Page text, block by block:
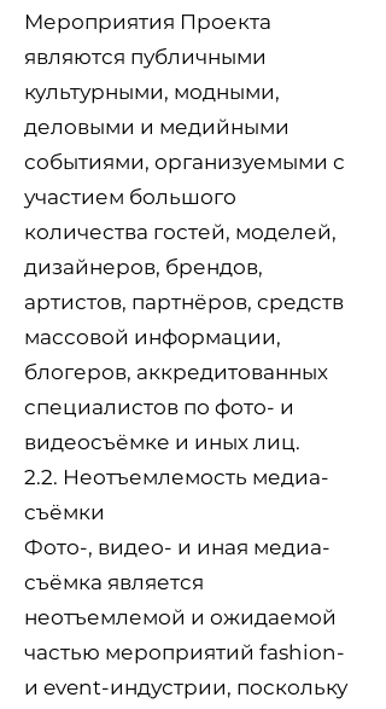
Мероприятия Проекта
являются публичными
культурными, модными,
деловыми и медийными
событиями, организуемыми с
участием большого
количества гостей, моделей,
дизайнеров, брендов,
артистов, партнёров, средств
массовой информации,
блогеров, аккредитованных
специалистов по фото- и
видеосъёмке и иных лиц.
2.2. Неотъемлемость медиа-
съёмки
Фото-, видео- и иная медиа-
съёмка является
неотъемлемой и ожидаемой
частью мероприятий fashion-
и event-индустрии, поскольку